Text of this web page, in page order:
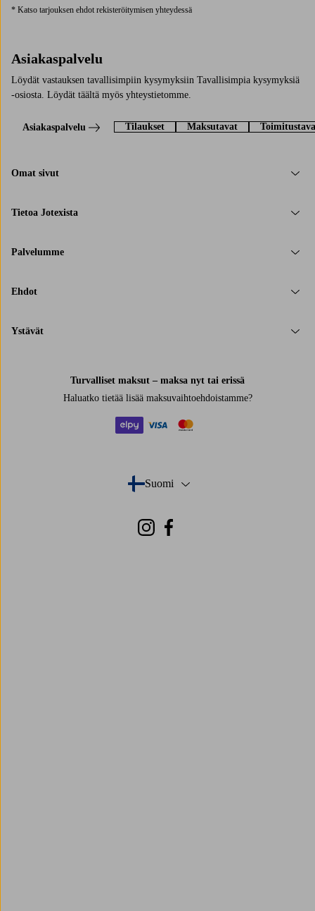
* Katso tarjouksen ehdot rekisteröitymisen yhteydessä
Asiakaspalvelu
Löydät vastauksen tavallisimpiin kysymyksiin Tavallisimpia kysymyksiä
-osiosta. Löydät täältä myös yhteystietomme.
Asiakaspalvelu Tilaukset Maksutavat
Omat sivut
Tietoa Jotexista
Palvelumme
Ehdot
Ystävät
Turvalliset maksut – maksa nyt tai erissä
Haluatko tietää lisää maksuvaihtoehdoistamme?
Suomi
- Valitse maa